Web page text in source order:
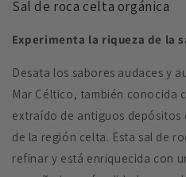
Sal de roca celta orgánica
Experimenta la riqueza de la
Desata los sabores audaces y
Mar Céltico, también conocida
extraído de antiguos depósitos
de la región celta. Esta sal de
refinar y está enriquecida con